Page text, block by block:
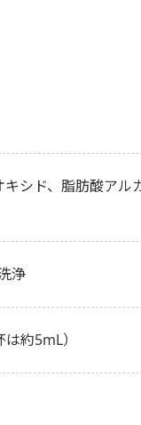
シド、脂肪酸ア
浄
約5mL）